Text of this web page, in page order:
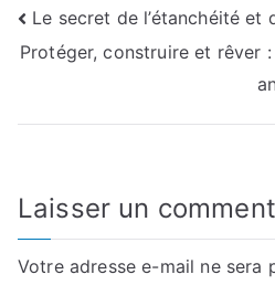
Navigation
de
l’article
Le secret de l’étanchéité et
Protéger, construire et rêver :
Laisser un
Votre adresse e-mail ne sera